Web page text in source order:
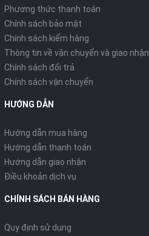
Phương thức thanh toán
Chính sách bảo mật
Chính sách kiểm hàng
Thông tin về vận chuyển và giao nhận
Chính sách đổi trả
Chính sách vận chuyển
HƯỚNG DẪN
Hướng dẫn mua hàng
Hướng dẫn thanh toán
Hướng dẫn giao nhận
Điều khoản dịch vụ
CHÍNH SÁCH BÁN HÀNG
Quy định sử dụng